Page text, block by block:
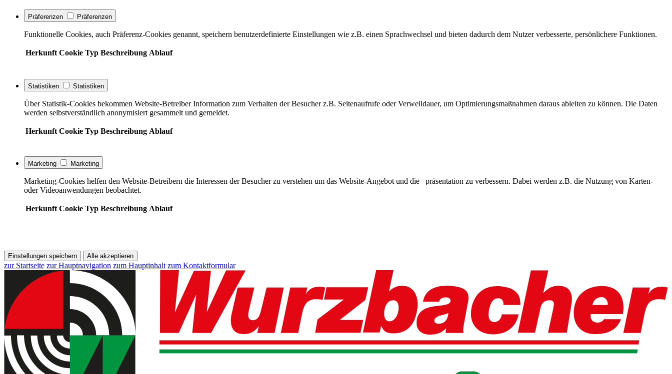
Präferenzen Präferenzen
Funktionelle Cookies, auch Präferenz-Cookies genannt, speichern benutzerdefinierte Einstellungen wie z.B. einen Sprachwechsel und bieten dadurch dem Nutzer verbesserte, persönlichere Funktionen.
Herkunft Cookie Typ Beschreibung Ablauf
Statistiken Statistiken
Über Statistik-Cookies bekommen Website-Betreiber Information zum Verhalten der Besucher z.B. Seitenaufrufe oder Verweildauer, um Optimierungsmaßnahmen daraus ableiten zu können. Die Daten
werden selbstverständlich anonymisiert gesammelt und gemeldet.
Herkunft Cookie Typ Beschreibung Ablauf
Marketing Marketing
Marketing-Cookies helfen den Website-Betreibern die Interessen der Besucher zu verstehen um das Website-Angebot und die –präsentation zu verbessern. Dabei werden z.B. die Nutzung von Karten-
oder Videoanwendungen beobachtet.
Herkunft Cookie Typ Beschreibung Ablauf
Einstellungen speichern Alle akzeptieren
zur Startseite zur Hauptnavigation zum Hauptinhalt zum Kontaktformular